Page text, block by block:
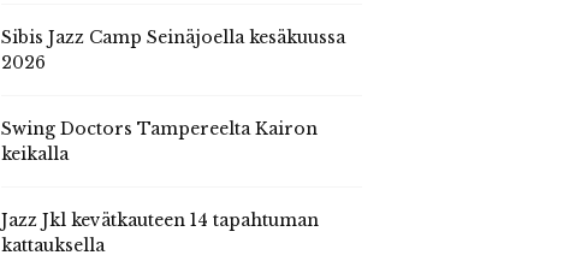
Sibis Jazz Camp Seinäjoella kesäkuussa
2026
Swing Doctors Tampereelta Kairon
keikalla
Jazz Jkl kevätkauteen 14 tapahtuman
kattauksella